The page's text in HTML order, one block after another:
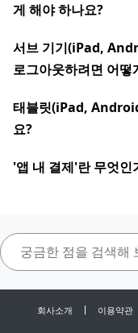
게 해야 하나요?
서브 기기(iPad,
로그아웃하려면 어떻
태블릿(iPad,
요?
'앱 내 결제'란 무엇인
회사소개 이용약관